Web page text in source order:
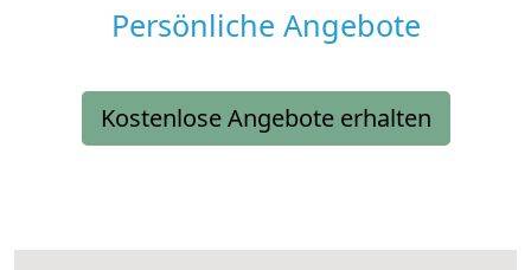
Persönliche Angebote
Kostenlose Angebote erhalten